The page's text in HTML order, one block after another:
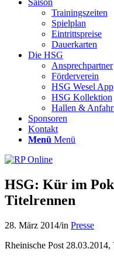
Saison
Trainingszeiten
Spielplan
Eintrittspreise
Dauerkarten
Die HSG
Ansprechpartner
Förderverein
HSG Wesel App
HSG Kollektion
Hallen &
Sponsoren
Kontakt
Menü Menü
HSG: Kür im
Titelrennen
28. März 2014/in Presse
Rheinische Post